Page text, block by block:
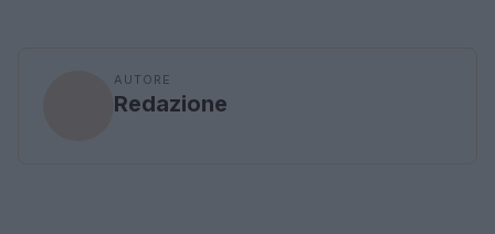
AUTORE
Redazione